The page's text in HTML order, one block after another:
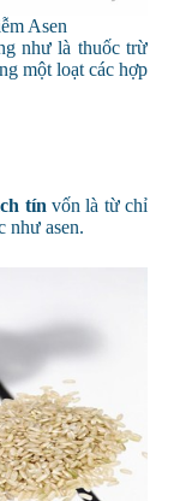
Asen
như là thuốc trừ
một loạt các hợp
tín vốn là từ chỉ
như asen.